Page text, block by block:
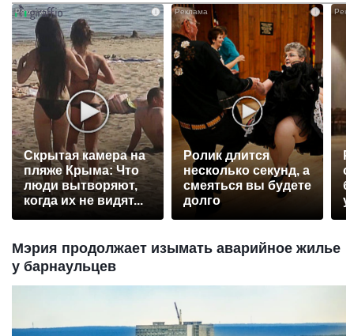
i
Скрытая камера на
пляже Крыма: Что
люди вытворяют,
когда их не видят...
Ролик длится
несколько секунд, а
смеяться вы будете
долго
Мэрия продолжает изымать аварийное жилье
у барнаульцев